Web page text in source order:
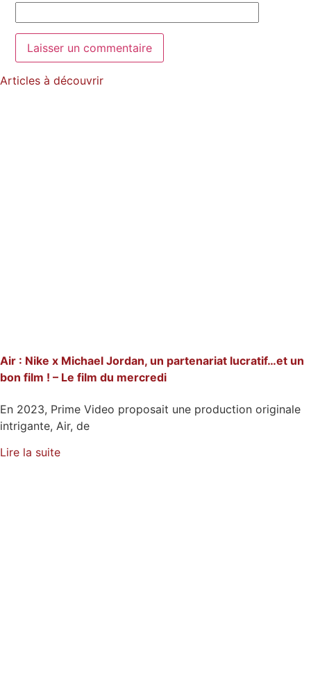
Articles à découvrir
Air : Nike x Michael Jordan, un partenariat lucratif…et un
bon film ! – Le film du mercredi
En 2023, Prime Video proposait une production originale
intrigante, Air, de
Lire la suite